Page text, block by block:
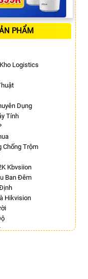
PHẨM
Logistics
Dụng
Tính
Chống Trộm
Kbvsiion
Ban Đêm
Hikvision